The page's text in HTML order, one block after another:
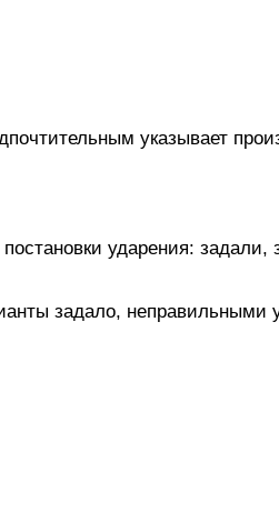
указывает
ударения: задали,
задало, неправильными